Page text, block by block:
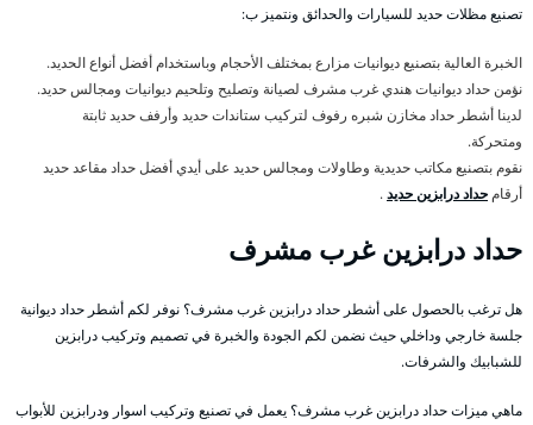
تصنيع مظلات حديد للسيارات والحدائق ونتميز ب:
الخبرة العالية بتصنيع ديوانيات مزارع بمختلف الأحجام وباستخدام أفضل أنواع الحديد.
نؤمن حداد ديوانيات هندي غرب مشرف لصيانة وتصليح وتلحيم ديوانيات ومجالس حديد.
لدينا أشطر حداد مخازن شبره رفوف لتركيب ستاندات حديد وأرفف حديد ثابتة
ومتحركة.
نقوم بتصنيع مكاتب حديدية وطاولات ومجالس حديد على أيدي أفضل حداد مقاعد حديد
أرقام حداد درابزين حديد.
حداد درابزين غرب مشرف
هل ترغب بالحصول على أشطر حداد درابزين غرب مشرف؟ نوفر لكم أشطر حداد ديوانية
جلسة خارجي وداخلي حيث نضمن لكم الجودة والخبرة في تصميم وتركيب درابزين
للشبابيك والشرفات.
ماهي ميزات حداد درابزين غرب مشرف؟ يعمل في تصنيع وتركيب اسوار ودرابزين للأبواب